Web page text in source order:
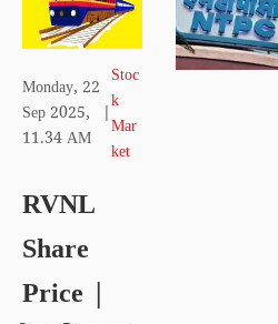
Monday, 22
Sep 2025,
11.34 AM
|
Stoc
k
Mar
ket
RVNL
Share
Price |